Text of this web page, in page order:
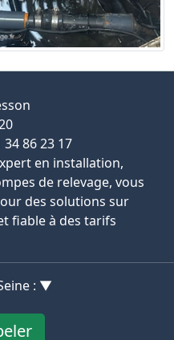
86 23 17
en installation,
de relevage, vous
des solutions sur
fiable à des tarifs
: ▼